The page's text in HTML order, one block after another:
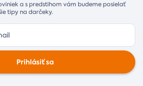
a s predstihom vám budeme posielať
tipy na darčeky.
Prihlásiť sa